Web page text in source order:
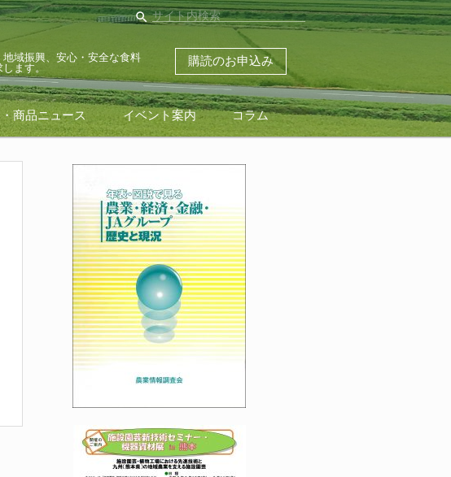
search
域振興、安心・安全な食料
ます。
購読のお申込み
商品ニュース イベント案内 コラム